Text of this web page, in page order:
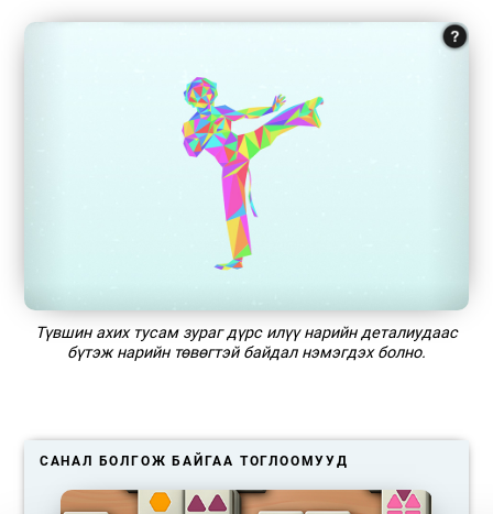
Түвшин ахих тусам зураг дүрс илүү нарийн деталиудаас
бүтэж нарийн төвөгтэй байдал нэмэгдэх болно.
САНАЛ БОЛГОЖ БАЙГАА ТОГЛООМУУД